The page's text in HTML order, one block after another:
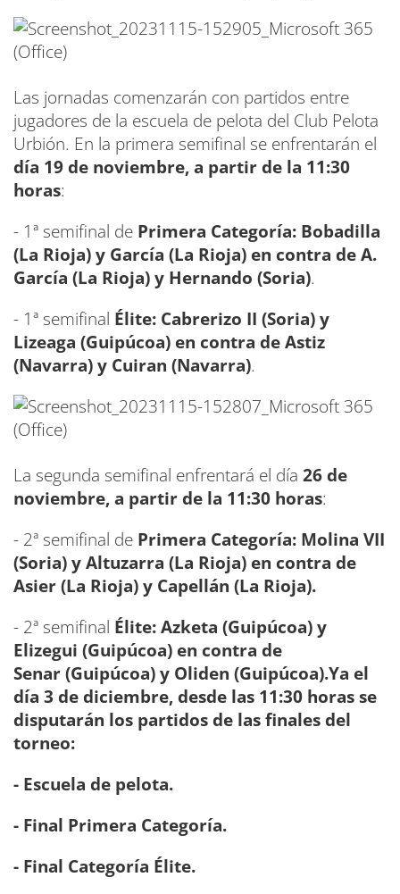
Las jornadas comenzarán con partidos entre
jugadores de la escuela de pelota del Club Pelota
Urbión. En la primera semifinal se enfrentarán el
día 19 de noviembre, a partir de la 11:30
horas:
- 1ª semifinal de Primera Categoría: Bobadilla
(La Rioja) y García (La Rioja) en contra de A.
García (La Rioja) y Hernando (Soria).
- 1ª semifinal Élite: Cabrerizo II (Soria) y
Lizeaga (Guipúcoa) en contra de Astiz
(Navarra) y Cuiran (Navarra).
La segunda semifinal enfrentará el día 26 de
noviembre, a partir de la 11:30 horas:
- 2ª semifinal de Primera Categoría: Molina VII
(Soria) y Altuzarra (La Rioja) en contra de
Asier (La Rioja) y Capellán (La Rioja).
- 2ª semifinal Élite: Azketa (Guipúcoa) y
Elizegui (Guipúcoa) en contra de
Senar (Guipúcoa) y Oliden (Guipúcoa).Ya el
día 3 de diciembre, desde las 11:30 horas se
disputarán los partidos de las finales del
torneo:
- Escuela de pelota.
- Final Primera Categoría.
- Final Categoría Élite.